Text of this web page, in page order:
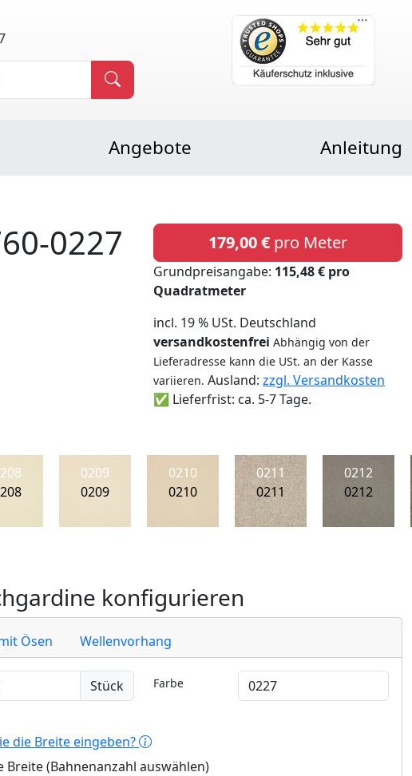
Angebote Anleitung
0227 179,00 € pro Meter
Grundpreisangabe: 115,48 € pro
Quadratmeter
incl. 19 % USt. Deutschland
versandkostenfrei Abhängig von der
Lieferadresse kann die USt. an der Kasse
variieren. Ausland: zzgl. Versandkosten
✅ Lieferfrist: ca. 5-7 Tage.
0209
0209
0210
0210
0211
0211
0212
0212
konfigurieren
Ösen Wellenvorhang
Stück Farbe
die Breite eingeben?
Breite (Bahnenanzahl auswählen)